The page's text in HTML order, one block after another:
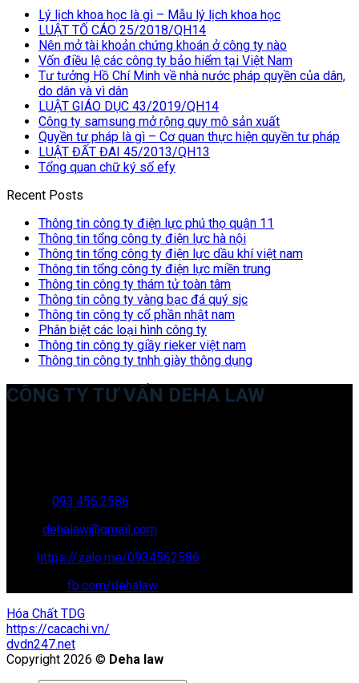
Lý lịch khoa học là gì – Mẫu lý lịch khoa học
LUẬT TỐ CÁO 25/2018/QH14
Nên mở tài khoản chứng khoán ở công ty nào
Vốn điều lệ các công ty bảo hiểm tại Việt Nam
Tư tưởng Hồ Chí Minh về nhà nước pháp quyền của dân,
do dân và vì dân
LUẬT GIÁO DỤC 43/2019/QH14
Công ty samsung mở rộng quy mô sản xuất
Quyền tư pháp là gì – Cơ quan thực hiện quyền tư pháp
LUẬT ĐẤT ĐAI 45/2013/QH13
Tổng quan chữ ký số efy
Recent Posts
Thông tin công ty điện lực phú thọ quận 11
Thông tin tổng công ty điện lực hà nội
Thông tin tổng công ty điện lực dầu khí việt nam
Thông tin tổng công ty điện lực miền trung
Thông tin công ty thám tử toàn tâm
Thông tin công ty vàng bạc đá quý sjc
Thông tin công ty cổ phần nhật nam
Phân biệt các loại hình công ty
Thông tin công ty giầy rieker việt nam
Thông tin công ty tnhh giày thông dụng
CÔNG TY TƯ VẤN DEHA LAW
093.456.2586
dehalaw@gmail.com
https://zalo.me/0934562586
fb.com/dehalaw
Hóa Chất TDG
https://cacachi.vn/
dvdn247.net
Copyright 2026 © Deha law